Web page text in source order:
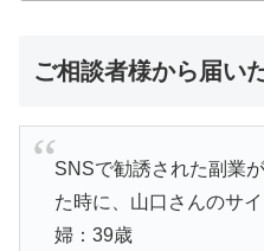
ご相談者様から届い
SNSで勧誘された副業
た時に、山口さんのサ
婦：39歳